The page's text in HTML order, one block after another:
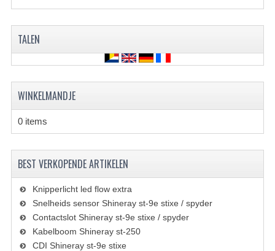
GEREEDSCHAP
KETTING EN TANDWIELEN
MOTOR
REM SYSTEEM
SCHOKBREKERS
STUUR INRICHTING
UITLAAT SYSTEEM
VERLICHTING
TALEN
WINKELMANDJE
0 items
BEST VERKOPENDE ARTIKELEN
Knipperlicht led flow extra
Snelheids sensor Shineray st-9e stixe / spyder
Contactslot Shineray st-9e stixe / spyder
Kabelboom Shineray st-250
CDI Shineray st-9e stixe